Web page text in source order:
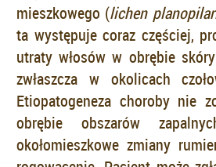
mieszkowego (lichen
ta występuje coraz częściej,
utraty włosów w obrębie
zwłaszcza w okolicach
Etiopatogeneza choroby nie
obrębie obszarów
okołomieszkowe zmiany